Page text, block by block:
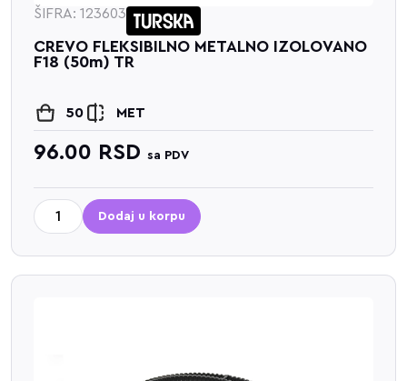
ŠIFRA: 123603
CREVO FLEKSIBILNO METALNO IZOLOVANO
F18 (50m) TR
50 MET
96.00 RSD sa PDV
Dodaj u korpu